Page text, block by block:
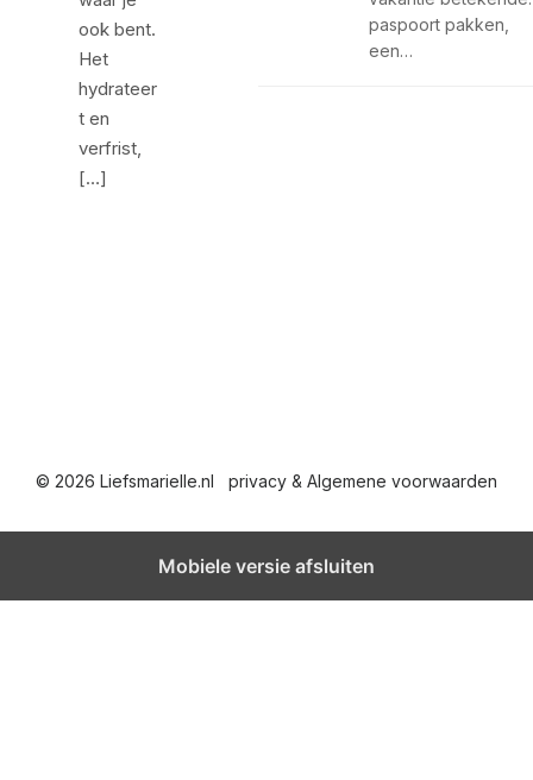
ook bent.
Het
hydrateer
t en
verfrist,
[…]
paspoort pakken,
een…
© 2026 Liefsmarielle.nl privacy & Algemene voorwaarden
Mobiele versie afsluiten